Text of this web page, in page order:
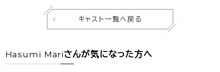
キャスト一覧へ戻る
Hasumi Mariさんが気になった方へ